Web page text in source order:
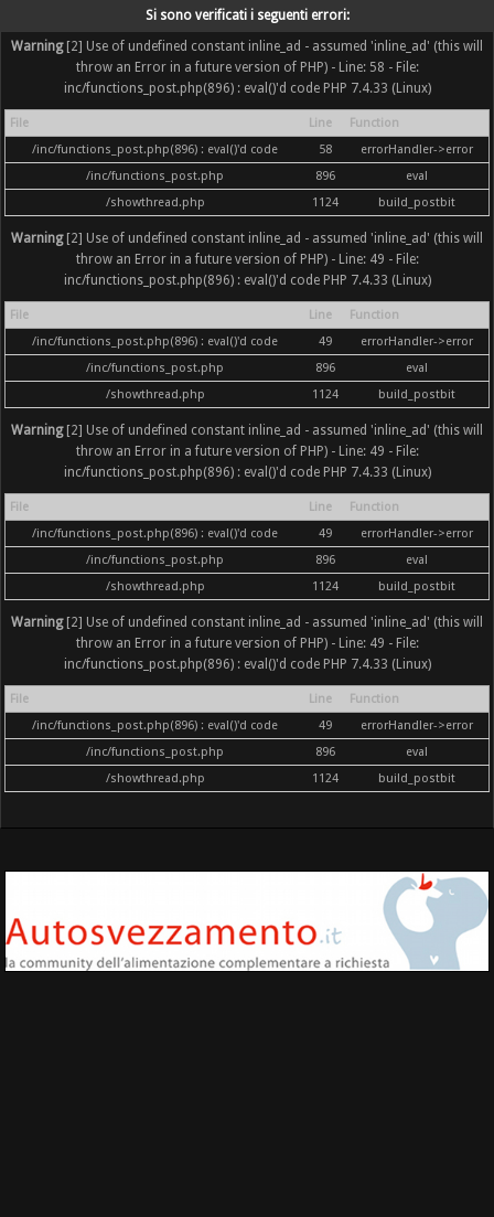
Si sono verificati i seguenti errori:
Warning[2] Use of undefined constant inline_ad - assumed 'inline_ad' (this will
throw an Error in a future version of PHP) - Line: 58 - File:
inc/functions_post.php(896) : eval()'d code PHP 7.4.33 (Linux)
File Line
Function
/inc/functions_post.php(896) : eval()'d code
58
errorHandler->error
/inc/functions_post.php
896
eval
/showthread.php
1124 build_postbit
Warning[2] Use of undefined constant inline_ad - assumed 'inline_ad' (this will
throw an Error in a future version of PHP) - Line: 49 - File:
inc/functions_post.php(896) : eval()'d code PHP 7.4.33 (Linux)
File Line
Function
/inc/functions_post.php(896) : eval()'d code
49
errorHandler->error
/inc/functions_post.php
896
eval
/showthread.php
1124 build_postbit
Warning[2] Use of undefined constant inline_ad - assumed 'inline_ad' (this will
throw an Error in a future version of PHP) - Line: 49 - File:
inc/functions_post.php(896) : eval()'d code PHP 7.4.33 (Linux)
File Line
Function
/inc/functions_post.php(896) : eval()'d code
49
errorHandler->error
/inc/functions_post.php
896
eval
/showthread.php
1124 build_postbit
Warning[2] Use of undefined constant inline_ad - assumed 'inline_ad' (this will
throw an Error in a future version of PHP) - Line: 49 - File:
inc/functions_post.php(896) : eval()'d code PHP 7.4.33 (Linux)
File Line
Function
/inc/functions_post.php(896) : eval()'d code
49
errorHandler->error
/inc/functions_post.php
896
eval
/showthread.php
1124 build_postbit